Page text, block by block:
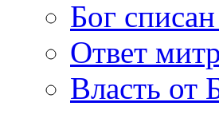
Бог
Ответ
Власть от